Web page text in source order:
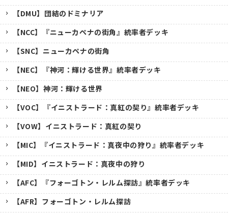
【DMU】団結のドミナリア
【NCC】『ニューカペナの街角』統率者デッキ
【SNC】ニューカペナの街角
【NEC】『神河：輝ける世界』統率者デッキ
【NEO】神河：輝ける世界
【VOC】『イニストラード：真紅の契り』統率者デッキ
【VOW】イニストラード：真紅の契り
【MIC】『イニストラード：真夜中の狩り』統率者デッキ
【MID】イニストラード：真夜中の狩り
【AFC】『フォーゴトン・レルム探訪』統率者デッキ
【AFR】フォーゴトン・レルム探訪